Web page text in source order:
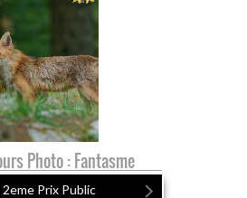
Photo : Fantasme
2eme Prix Public